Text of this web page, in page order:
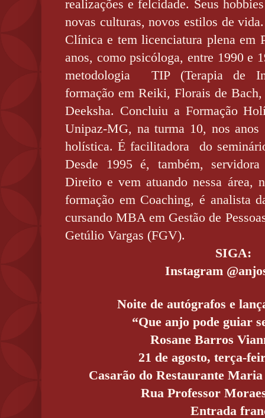
realizações e felcidade. Seus
novas culturas, novos estilos de
Clínica e tem licenciatura plena em
anos, como psicóloga, entre 1990 e
metodologia
TIP (Terapia de
formação em Reiki, Florais de
Deeksha. Concluiu a Formação
Unipaz-MG, na turma 10, nos anos
holística. É facilitadora
do
Desde 1995 é, também,
Direito e vem atuando nessa área,
formação em Coaching, é analista
cursando MBA em Gestão de
Getúlio Vargas (FGV).
SIGA:
Instagram
Noite de autógrafos e
“Que anjo pode guiar
Rosane Barros
21 de agosto, terça-
Casarão do Restaurante Maria
Rua Professor
Entrada